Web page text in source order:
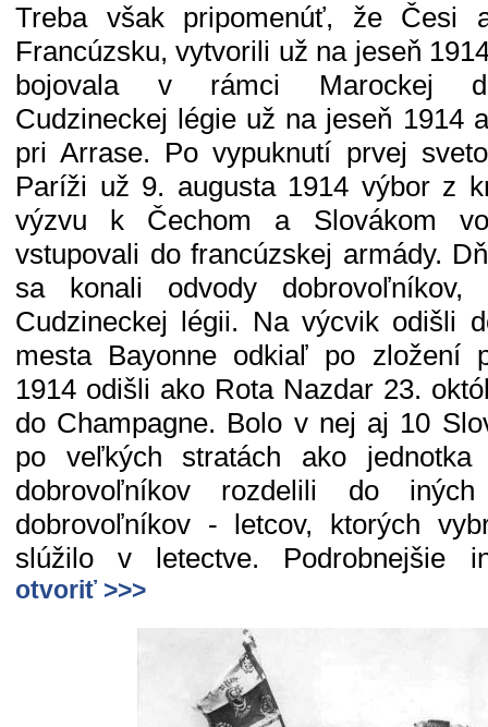
Treba však pripomenúť, že Česi
Francúzsku, vytvorili už na jeseň
bojovala v rámci Marockej
Cudzineckej légie už na jeseň 1914
pri Arrase. Po vypuknutí prvej
Paríži už 9. augusta 1914 výbor z
výzvu k Čechom a Slovákom
vstupovali do francúzskej armády.
sa konali odvody
Cudzineckej légii. Na výcvik odišli
mesta Bayonne odkiaľ po zložení
1914 odišli ako Rota Nazdar 23.
do Champagne. Bolo v nej aj 10
po veľkých stratách ako jednotka
dobrovoľníkov rozdelili do
dobrovoľníkov - letcov, ktorých
slúžilo v letectve. Podrobnejšie
otvoriť >>>